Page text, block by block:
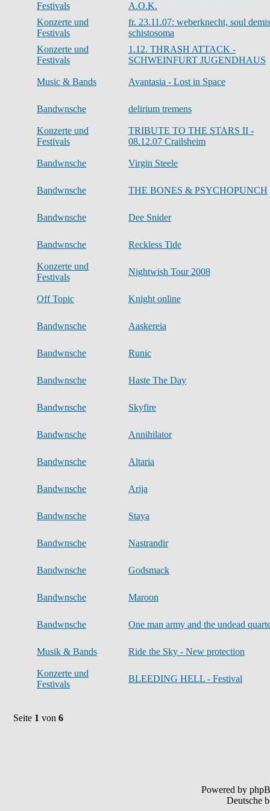
Festivals
A.O.K.
Konzerte und
Festivals
fr. 23.11.07: weberknecht, soul
schistosoma
Konzerte und
Festivals
1.12. THRASH ATTACK -
SCHWEINFURT JUGENDHAUS
Music & Bands Avantasia - Lost in Space
Bandwnsche delirium tremens
Konzerte und
Festivals
TRIBUTE TO THE STARS II -
08.12.07 Crailsheim
Bandwnsche Virgin Steele
Bandwnsche THE BONES & PSYCHOPUNCH
Bandwnsche Dee Snider
Bandwnsche Reckless Tide
Konzerte und
Festivals
Nightwish Tour 2008
Off Topic Knight online
Bandwnsche Aaskereia
Bandwnsche Runic
Bandwnsche Haste The Day
Bandwnsche Skyfire
Bandwnsche Annihilator
Bandwnsche Altaria
Bandwnsche Arija
Bandwnsche Staya
Bandwnsche Nastrandir
Bandwnsche Godsmack
Bandwnsche Maroon
Bandwnsche One man army and the undead
Musik & Bands Ride the Sky - New protection
Konzerte und
Festivals
BLEEDING HELL - Festival
Seite 1 von 6
Powered by
Deutsche